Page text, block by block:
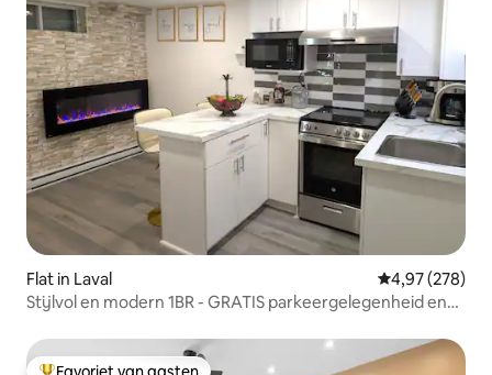
Flat in Laval Gemiddelde
4,97 (278)
Stijlvol en modern 1BR - GRATIS parkeergelegenheid en